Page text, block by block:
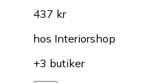
437 kr
hos Interiorshop
+3 butiker